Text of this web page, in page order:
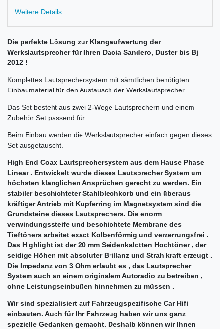
Weitere Details
Die perfekte Lösung zur Klangaufwertung der
Werkslautsprecher für Ihren Dacia Sandero, Duster bis Bj
2012 !
Komplettes Lautsprechersystem mit sämtlichen benötigten
Einbaumaterial für den Austausch der Werkslautsprecher.
Das Set besteht aus zwei 2-Wege Lautsprechern und einem
Zubehör Set passend für.
Beim Einbau werden die Werkslautsprecher einfach gegen dieses
Set ausgetauscht.
High End Coax Lautsprechersystem aus dem Hause Phase
Linear . Entwickelt wurde dieses Lautsprecher System um
höchsten klanglichen Ansprüchen gerecht zu werden. Ein
stabiler beschichteter Stahlblechkorb und ein überaus
kräftiger Antrieb mit Kupferring im Magnetsystem sind die
Grundsteine dieses Lautsprechers. Die enorm
verwindungssteife und beschichtete Membrane des
Tieftöners arbeitet exact Kolbenförmig und verzerrungsfrei .
Das Highlight ist der 20 mm Seidenkalotten Hochtöner , der
seidige Höhen mit absoluter Brillanz und Strahlkraft erzeugt .
Die Impedanz von 3 Ohm erlaubt es , das Lautsprecher
System auch an einem originalem Autoradio zu betreiben ,
ohne Leistungseinbußen hinnehmen zu müssen .
Wir sind spezialisiert auf Fahrzeugspezifische Car Hifi
einbauten. Auch für Ihr Fahrzeug haben wir uns ganz
spezielle Gedanken gemacht. Deshalb können wir Ihnen